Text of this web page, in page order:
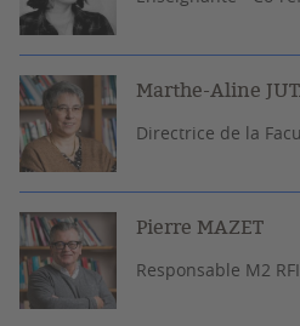
Marthe-Aline
Directrice de la
Pierre MAZET
Responsable M2 RFI